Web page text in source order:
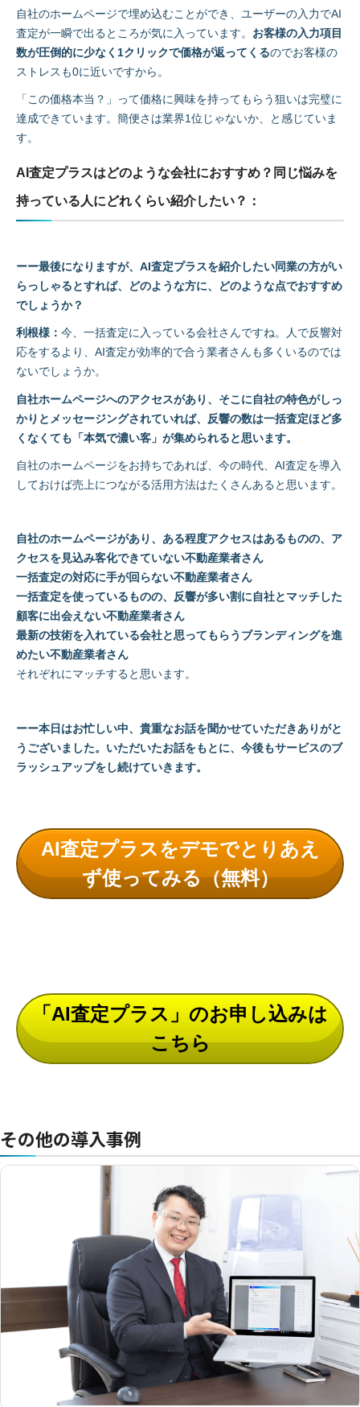
自社のホームページで埋め込むことができ、ユーザーの入力でAI
査定が一瞬で出るところが気に入っています。 お客様の入力項目
数が圧倒的に少なく1クリックで価格が返ってくるのでお客様の
ストレスも0に近いですから。
「この価格本当？」って価格に興味を持ってもらう狙いは完璧に
達成できています。簡便さは業界1位じゃないか、と感じていま
す。
AI査定プラスはどのような会社におすすめ？同じ悩みを
持っている人にどれくらい紹介したい？：
ーー最後になりますが、AI査定プラスを紹介したい同業の方がい
らっしゃるとすれば、どのような方に、どのような点でおすすめ
でしょうか？
利根様： 今、一括査定に入っている会社さんですね。人で反響対
応をするより、AI査定が効率的で合う業者さんも多くいるのでは
ないでしょうか。
自社ホームページへのアクセスがあり、そこに自社の特色がしっ
かりとメッセージングされていれば、反響の数は一括査定ほど多
くなくても「本気で濃い客」が集められると思います。
自社のホームページをお持ちであれば、今の時代、AI査定を導入
しておけば売上につながる活用方法はたくさんあると思います。
自社のホームページがあり、ある程度アクセスはあるものの、ア
クセスを見込み客化できていない不動産業者さん
一括査定の対応に手が回らない不動産業者さん
一括査定を使っているものの、反響が多い割に自社とマッチした
顧客に出会えない不動産業者さん
最新の技術を入れている会社と思ってもらうブランディングを進
めたい不動産業者さん
それぞれにマッチすると思います。
ーー本日はお忙しい中、貴重なお話を聞かせていただきありがと
うございました。いただいたお話をもとに、今後もサービスのブ
ラッシュアップをし続けていきます。
AI査定プラスをデモでとりあえ
ず使ってみる（無料）
「AI査定プラス」のお申し込みは
こちら
その他の導入事例